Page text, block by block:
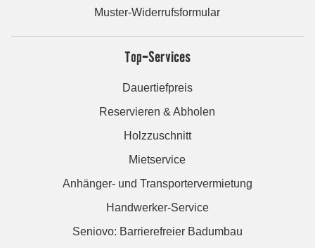
Muster-Widerrufsformular
Top-Services
Dauertiefpreis
Reservieren & Abholen
Holzzuschnitt
Mietservice
Anhänger- und Transportervermietung
Handwerker-Service
Seniovo: Barrierefreier Badumbau